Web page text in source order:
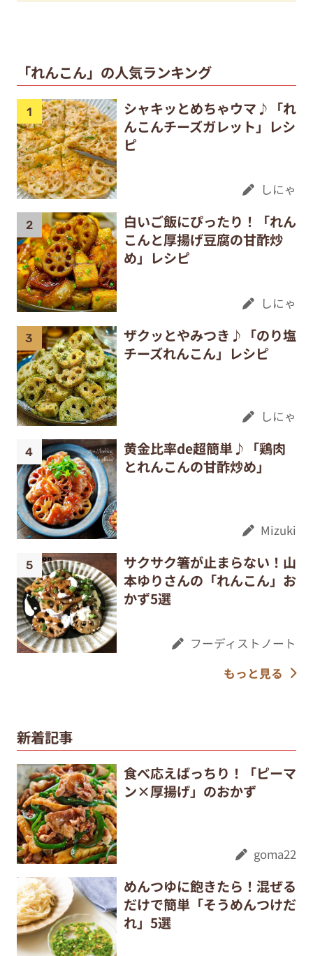
「れんこん」の人気ランキング
シャキッとめちゃウマ♪「れ
んこんチーズガレット」レシ
ピ
しにゃ
白いご飯にぴったり！「れん
こんと厚揚げ豆腐の甘酢炒
め」レシピ
しにゃ
ザクッとやみつき♪「のり塩
チーズれんこん」レシピ
しにゃ
黄金比率de超簡単♪「鶏肉
とれんこんの甘酢炒め」
Mizuki
サクサク箸が止まらない！山
本ゆりさんの「れんこん」お
かず5選
フーディストノート
もっと見る
新着記事
食べ応えばっちり！「ピーマ
ン×厚揚げ」のおかず
goma22
めんつゆに飽きたら！混ぜる
だけで簡単「そうめんつけだ
れ」5選